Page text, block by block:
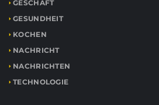
GESCHÄFT
GESUNDHEIT
KOCHEN
NACHRICHT
NACHRICHTEN
TECHNOLOGIE